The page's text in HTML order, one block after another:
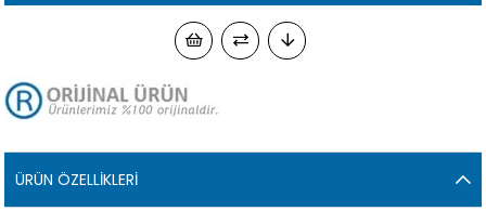
ÜRÜN ÖZELLIKLERI